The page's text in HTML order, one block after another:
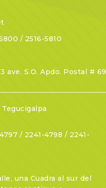
/ 2516-5810
ave. S.O. Apdo. Postal # 69
/ 2241-4798 / 2241-
una Cuadra al sur del